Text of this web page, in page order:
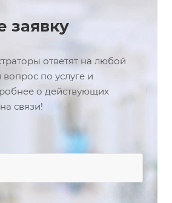
заявку
ответят на любой
по услуге и
о действующих
связи!